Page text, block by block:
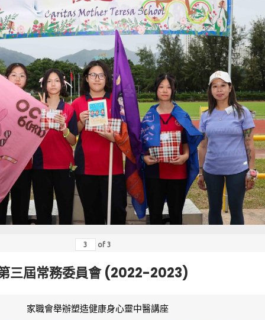
of 3
三屆常務委員會 (2022-2023)
家職會舉辦塑造健康身心靈中醫講座